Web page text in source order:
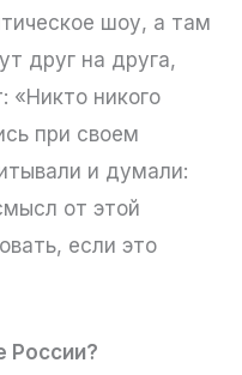
шоу, а там
друг на друга,
«Никто никого
при своем
и думали:
от этой
если это
России?